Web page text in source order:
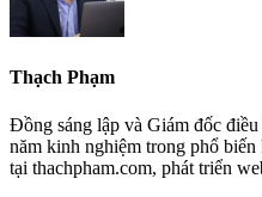
Thạch Phạm
Đồng sáng lập và Giám đốc
năm kinh nghiệm trong phổ
tại thachpham.com, phát triển